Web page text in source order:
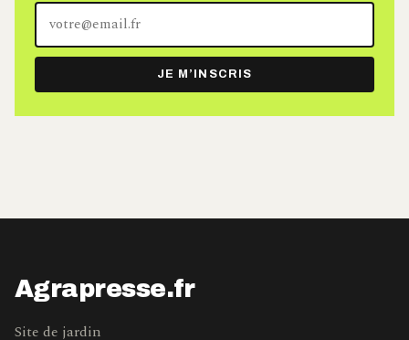
Votre
adresse
e-
mail
JE M’INSCRIS
Agrapresse.fr
Site de jardin